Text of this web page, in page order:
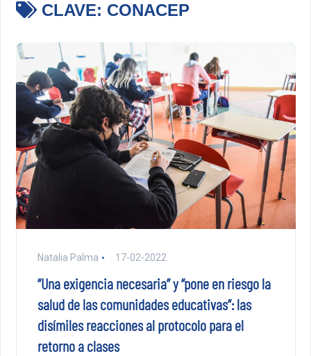
CLAVE: CONACEP
Natalia Palma 17-02-2022
“Una exigencia necesaria” y “pone en riesgo la
salud de las comunidades educativas”: las
disímiles reacciones al protocolo para el
retorno a clases